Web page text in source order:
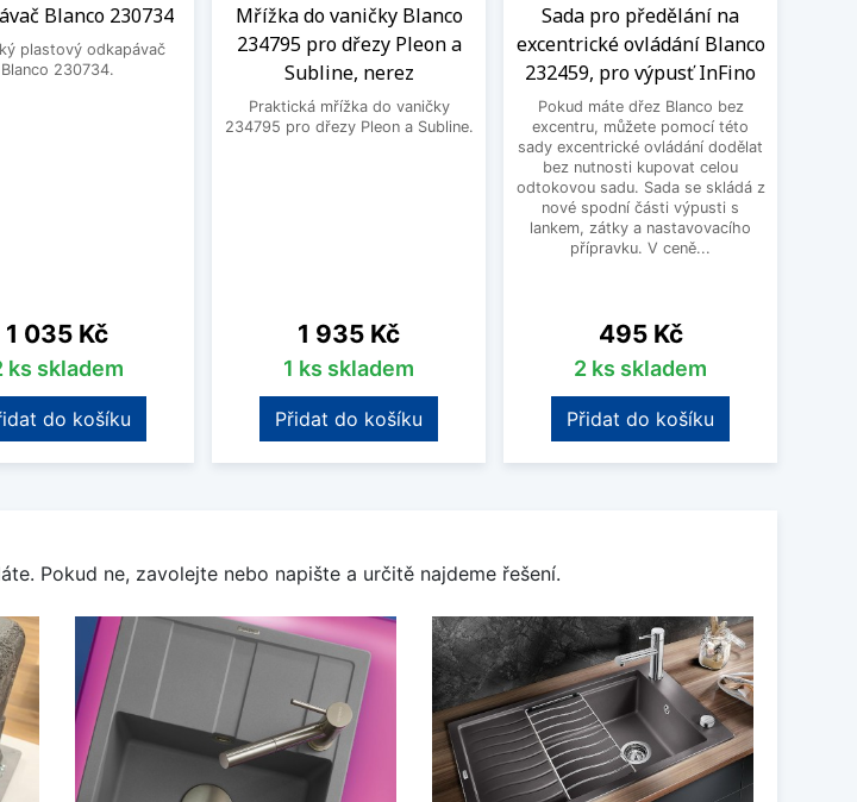
Blanco 230734
plastový odkapávač
Blanco 230734.
Cena
1 035 Kč
ks skladem
do košíku
Mřížka do vaničky Blanco
234795 pro dřezy Pleon a
Subline, nerez
Praktická mřížka do vaničky
234795 pro dřezy Pleon a Subline.
Cena
1 935 Kč
1 ks skladem
Přidat do košíku
Sada pro předělání na
excentrické ovládání Blanco
232459, pro výpusť InFino
Pokud máte dřez Blanco bez
excentru, můžete pomocí této
sady excentrické ovládání dodělat
bez nutnosti kupovat celou
odtokovou sadu. Sada se skládá z
nové spodní části výpusti s
lankem, zátky a nastavovacího
přípravku. V ceně...
Cena
495 Kč
2 ks skladem
Přidat do košíku
Pokud ne, zavolejte nebo napište a určitě najdeme řešení.